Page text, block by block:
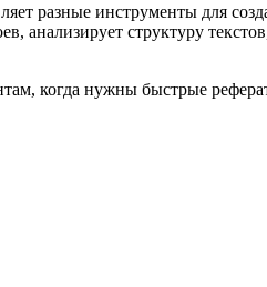
разные инструменты для
структуру
когда нужны быстрые